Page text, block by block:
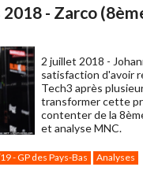
2018 - Zarco
2 juillet 2018 -
satisfaction d'avoir
Tech3 après
transformer cette
contenter de la
et analyse MNC.
- GP des Pays-Bas Analyses